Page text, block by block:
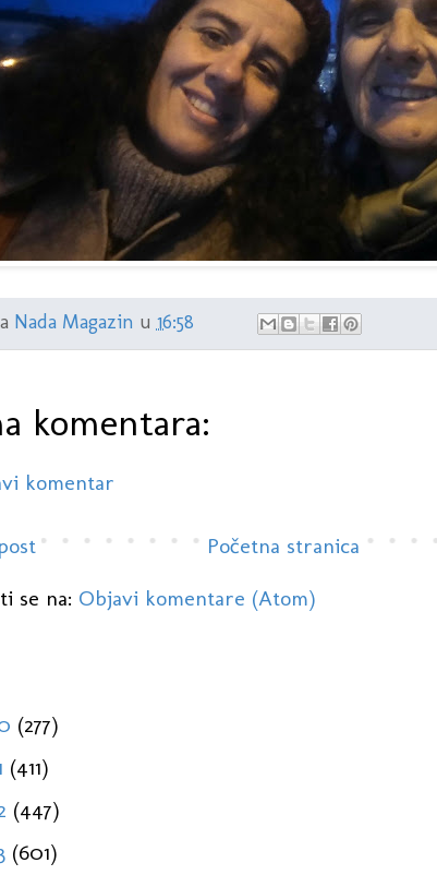
Nada Magazin u 16:58
komentara:
komentar
Početna stranica
se na: Objavi komentare (Atom)
(277)
(411)
(447)
(601)